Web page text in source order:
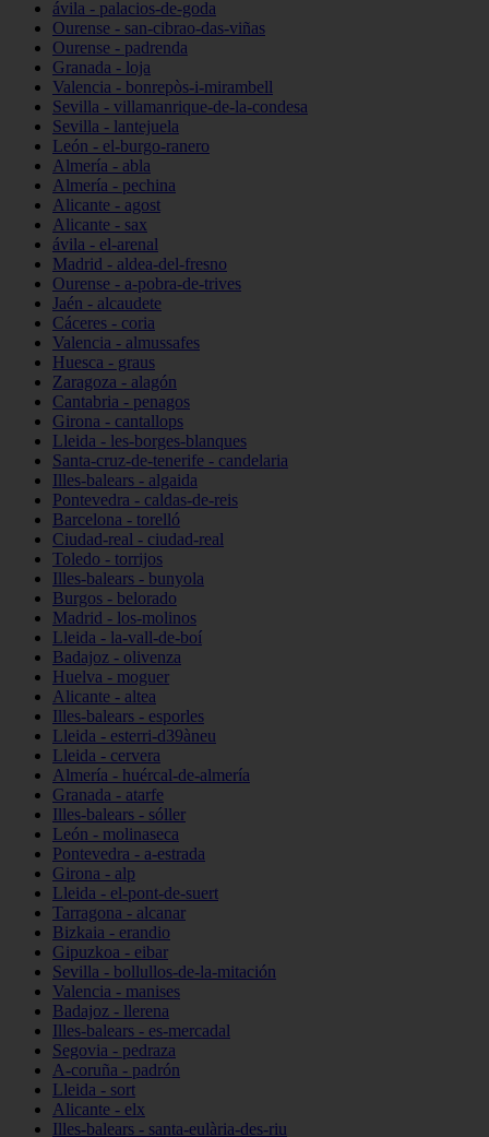
ávila - palacios-de-goda
Ourense - san-cibrao-das-viñas
Ourense - padrenda
Granada - loja
Valencia - bonrepòs-i-mirambell
Sevilla - villamanrique-de-la-condesa
Sevilla - lantejuela
León - el-burgo-ranero
Almería - abla
Almería - pechina
Alicante - agost
Alicante - sax
ávila - el-arenal
Madrid - aldea-del-fresno
Ourense - a-pobra-de-trives
Jaén - alcaudete
Cáceres - coria
Valencia - almussafes
Huesca - graus
Zaragoza - alagón
Cantabria - penagos
Girona - cantallops
Lleida - les-borges-blanques
Santa-cruz-de-tenerife - candelaria
Illes-balears - algaida
Pontevedra - caldas-de-reis
Barcelona - torelló
Ciudad-real - ciudad-real
Toledo - torrijos
Illes-balears - bunyola
Burgos - belorado
Madrid - los-molinos
Lleida - la-vall-de-boí
Badajoz - olivenza
Huelva - moguer
Alicante - altea
Illes-balears - esporles
Lleida - esterri-d39àneu
Lleida - cervera
Almería - huércal-de-almería
Granada - atarfe
Illes-balears - sóller
León - molinaseca
Pontevedra - a-estrada
Girona - alp
Lleida - el-pont-de-suert
Tarragona - alcanar
Bizkaia - erandio
Gipuzkoa - eibar
Sevilla - bollullos-de-la-mitación
Valencia - manises
Badajoz - llerena
Illes-balears - es-mercadal
Segovia - pedraza
A-coruña - padrón
Lleida - sort
Alicante - elx
Illes-balears - santa-eulària-des-riu